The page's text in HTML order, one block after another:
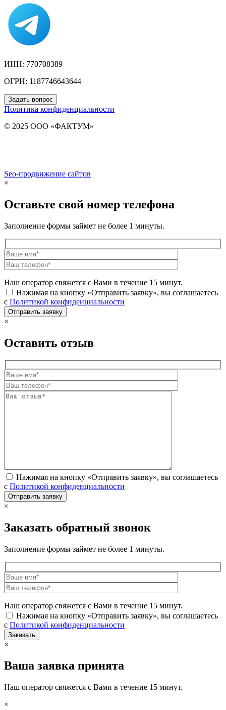
ИНН: 770708389
ОГРН: 1187746643644
Задать вопрос
Политика конфиденциальности
© 2025 ООО «ФАКТУМ»
Seo-продвижение сайтов
×
Оставьте свой номер телефона
Заполнение формы займет не более 1 минуты.
Наш оператор свяжется с Вами в течение 15 минут.
Нажимая на кнопку «Отправить заявку», вы соглашаетесь
с Политикой конфиденциальности
×
Оставить отзыв
Нажимая на кнопку «Отправить заявку», вы соглашаетесь
с Политикой конфиденциальности
×
Заказать обратный звонок
Заполнение формы займет не более 1 минуты.
Наш оператор свяжется с Вами в течение 15 минут.
Нажимая на кнопку «Отправить заявку», вы соглашаетесь
с Политикой конфиденциальности
×
Ваша заявка принята
Наш оператор свяжется с Вами в течение 15 минут.
×